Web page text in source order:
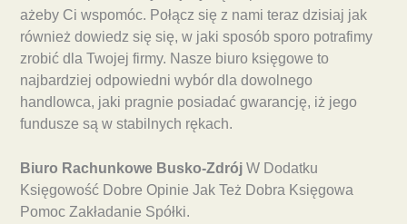
ażeby Ci wspomóc. Połącz się z nami teraz dzisiaj jak
również dowiedz się się, w jaki sposób sporo potrafimy
zrobić dla Twojej firmy. Nasze biuro księgowe to
najbardziej odpowiedni wybór dla dowolnego
handlowca, jaki pragnie posiadać gwarancję, iż jego
fundusze są w stabilnych rękach.
Biuro Rachunkowe Busko-Zdrój W Dodatku
Księgowość Dobre Opinie Jak Też Dobra Księgowa
Pomoc Zakładanie Spółki.